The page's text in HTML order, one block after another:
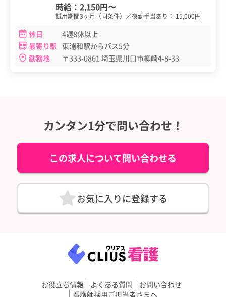
時給： 2,150円〜
試用期間3ヶ月（同条件）／夜勤手当あり： 15,000円
休日
4週8休以上
最寄り駅 東浦和駅からバス5分
勤務地
〒333-0861 埼玉県川口市柳崎4-8-33
カンタン1分で問い合わせ！
この求人について問い合わせる
お気に入りに登録する
お役立ち情報 よくある質問
お問い合わせ
看護師採用ご担当者さまへ